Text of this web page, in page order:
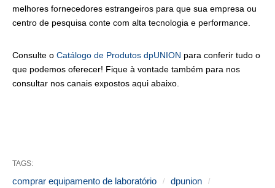
melhores fornecedores estrangeiros para que sua empresa ou
centro de pesquisa conte com alta tecnologia e performance.
Consulte o Catálogo de Produtos dpUNION para conferir tudo o
que podemos oferecer! Fique à vontade também para nos
consultar nos canais expostos aqui abaixo.
TAGS:
comprar equipamento de laboratório
dpunion